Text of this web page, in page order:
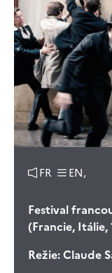
FR EN,
Festival
(Francie, Itálie,
Režie:Claude